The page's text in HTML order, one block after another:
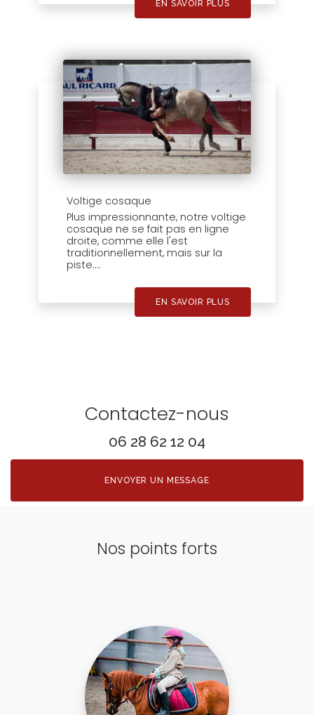
EN SAVOIR PLUS
Voltige cosaque
Plus impressionnante, notre voltige
cosaque ne se fait pas en ligne
droite, comme elle l'est
traditionnellement, mais sur la
piste....
EN SAVOIR PLUS
Contactez-nous
06 28 62 12 04
ENVOYER UN MESSAGE
Nos points forts